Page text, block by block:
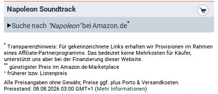
Napoleon Soundtrack
Suche nach "Napoleon"bei Amazon.de*
* Transparenzhinweis: Für gekennzeichnete Links erhalten wir Provisionen im Rahmen
eines Affiliate-Partnerprogramms. Das bedeutet keine Mehrkosten für Käufer,
unterstützt uns aber bei der Finanzierung dieser Website.
** günstigster Preis im Amazon.de-Marketplace
¹ früherer bzw. Listenpreis
Alle Preisangaben ohne Gewähr, Preise ggf. plus Porto & Versandkosten.
Preisstand: 08.08.2026 03:00 GMT+1 (Mehr Informationen)